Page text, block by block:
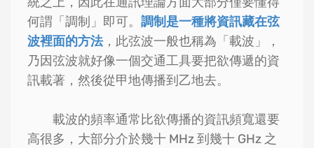
何謂「調制」即可。 調制是一種將資訊藏在弦
波裡面的方法，此弦波一般也稱為「載波」，
乃因弦波就好像一個交通工具要把欲傳遞的資
訊載著，然後從甲地傳播到乙地去。
載波的頻率通常比欲傳播的資訊頻寬還要
高很多，大部分介於幾十 MHz 到幾十 GHz 之